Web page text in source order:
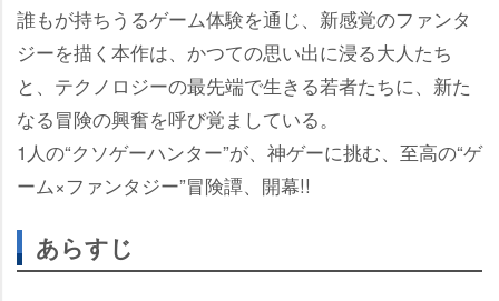
誰もが持ちうるゲーム体験を通じ、新感覚のファンタ
ジーを描く本作は、かつての思い出に浸る大人たち
と、テクノロジーの最先端で生きる若者たちに、新た
なる冒険の興奮を呼び覚ましている。
1人の“クソゲーハンター”が、神ゲーに挑む、至高の“ゲ
ーム×ファンタジー”冒険譚、開幕!!
あらすじ